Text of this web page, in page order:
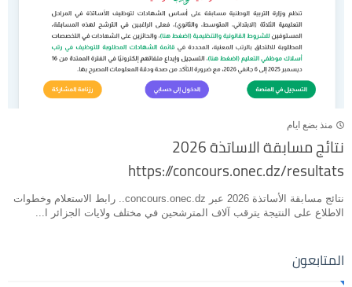
منذ بضع ايام
نتائج مسابقة الاساتذة 2026
https://concours.onec.dz/resultats
نتائج مسابقة الأساتذة 2026 عبر concours.onec.dz.. رابط الاستعلام وخطوات
الاطلاع على النتيجة يترقب آلاف المترشحين في مختلف ولايات الجزائر ا...
المتابعون